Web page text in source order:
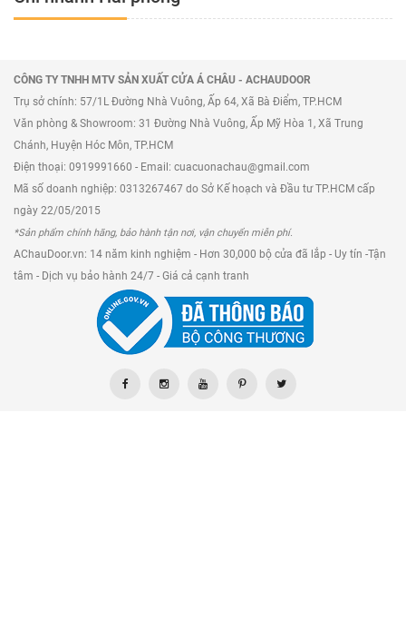
kích thước cửa).
chuyển đến chành xe).
Chưa gồm các thiết bị tuỳ chọn như motor hay
bình lưu.
=>>> Tham khảo thêm sản phẩm:Cửa Cuốn Đức
Titadoor PM960ST
Bạn có thể Tham khảo thêm báo giá các dòng
cửa cuốn Đức tại: https://achaudoor.vn/cua-cuon-
duc .
CÔNG TY TNHH MTV SẢN XUẤT CỬA Á CHÂU - ACHAUDOOR
Trụ sở chính: 57/1L Đường Nhà Vuông, Ấp 64, Xã Bà Điểm, TP.HCM
Văn phòng & Showroom: 31 Đường Nhà Vuông, Ấp Mỹ Hòa 1, Xã Trung
Chánh, Huyện Hóc Môn, TP.HCM
Điện thoại: 0919991660 - Email: cuacuonachau@gmail.com
Mã số doanh nghiệp: 0313267467 do Sở Kế hoạch và Đầu tư TP.HCM cấp
ngày 22/05/2015
*Sản phẩm chính hãng, bảo hành tận nơi, vận chuyển miễn phí.
AChauDoor.vn: 14 năm kinh nghiệm - Hơn 30,000 bộ cửa đã lắp - Uy tín -Tận
tâm - Dịch vụ bảo hành 24/7 - Giá cả cạnh tranh